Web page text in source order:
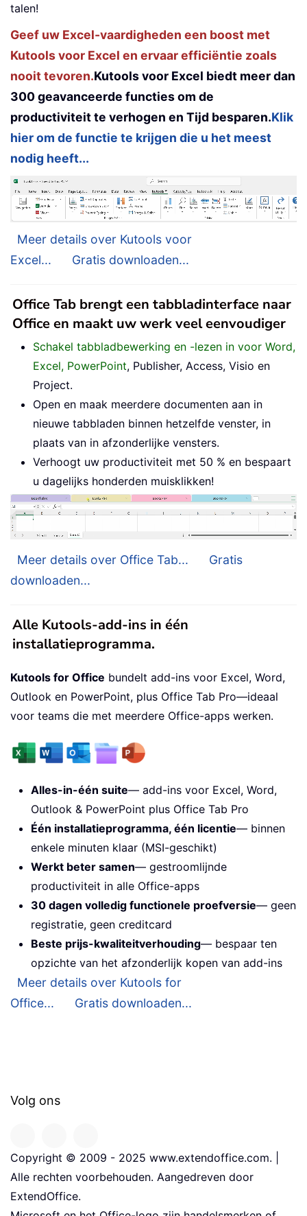
talen!
Geef uw Excel-vaardigheden een boost met
Kutools voor Excel en ervaar efficiëntie zoals
nooit tevoren.Kutools voor Excel biedt meer dan
300 geavanceerde functies om de
productiviteit te verhogen en Tijd besparen.Klik
hier om de functie te krijgen die u het meest
nodig heeft...
Meer details over Kutools voor
Excel...
Gratis downloaden...
Office Tab brengt een tabbladinterface naar
Office en maakt uw werk veel eenvoudiger
Schakel tabbladbewerking en -lezen in voor Word,
Excel, PowerPoint, Publisher, Access, Visio en
Project.
Open en maak meerdere documenten aan in
nieuwe tabbladen binnen hetzelfde venster, in
plaats van in afzonderlijke vensters.
Verhoogt uw productiviteit met 50 % en bespaart
u dagelijks honderden muisklikken!
Meer details over Office Tab...
Gratis
downloaden...
Alle Kutools-add-ins in één
installatieprogramma.
Kutools for Office bundelt add-ins voor Excel, Word,
Outlook en PowerPoint, plus Office Tab Pro—ideaal
voor teams die met meerdere Office-apps werken.
Alles-in-één suite— add-ins voor Excel, Word,
Outlook & PowerPoint plus Office Tab Pro
Één installatieprogramma, één licentie— binnen
enkele minuten klaar (MSI-geschikt)
Werkt beter samen— gestroomlijnde
productiviteit in alle Office-apps
30 dagen volledig functionele proefversie— geen
registratie, geen creditcard
Beste prijs-kwaliteitverhouding— bespaar ten
opzichte van het afzonderlijk kopen van add-ins
Meer details over Kutools for
Office...
Gratis downloaden...
Volg ons
Copyright © 2009 - 2025 www.extendoffice.com. |
Alle rechten voorbehouden. Aangedreven door
ExtendOffice.